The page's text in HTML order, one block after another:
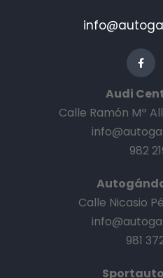
Audi
Calle Ramón Mª
982
Calle Nicasio
981